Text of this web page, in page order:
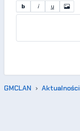
b i u
GMCLAN Aktualności